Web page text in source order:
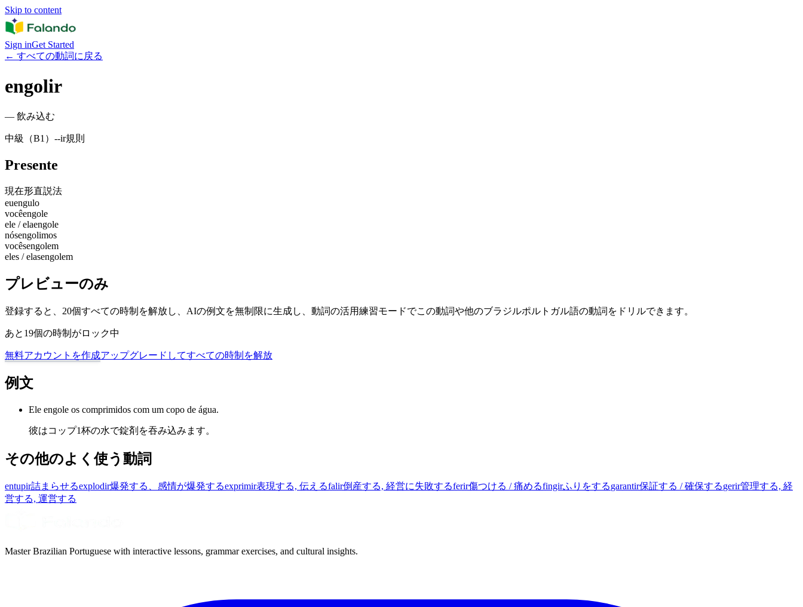
Skip to content
Sign inGet Started
← すべての動詞に戻る
engolir
— 飲み込む
中級（B1） --ir規則
Presente
現在形直説法
euengulo
vocêengole
ele / elaengole
nósengolimos
vocêsengolem
eles / elasengolem
プレビューのみ
登録すると、20個すべての時制を解放し、AIの例文を無制限に生成し、動詞の活用練習モードでこの動詞や他のブラジルポルトガル語の動詞をドリルできます。
あと19個の時制がロック中
無料アカウントを作成アップグレードしてすべての時制を解放
例文
Ele engole os comprimidos com um copo de água.
彼はコップ1杯の水で錠剤を吞み込みます。
その他のよく使う動詞
entupir詰まらせるexplodir爆発する、感情が爆発するexprimir表現する, 伝えるfalir倒産する, 経営に失敗するferir傷つける / 痛めるfingirふりをするgarantir保証する / 確保するgerir管理する, 経
営する, 運営する
Master Brazilian Portuguese with interactive lessons, grammar exercises, and cultural insights.